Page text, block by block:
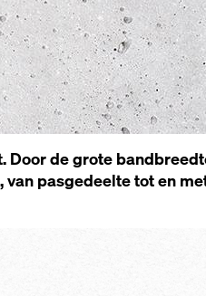
de gro­te
pas­ge­deel­te tot en